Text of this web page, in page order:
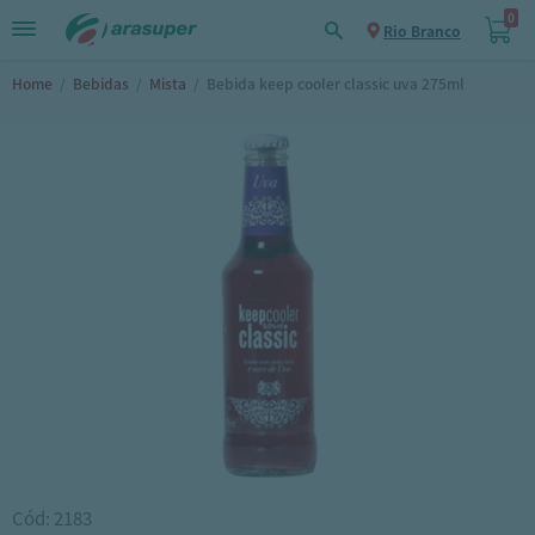
Rio Branco
0
Home / Bebidas / Mista / Bebida keep cooler classic uva 275ml
Cód: 2183